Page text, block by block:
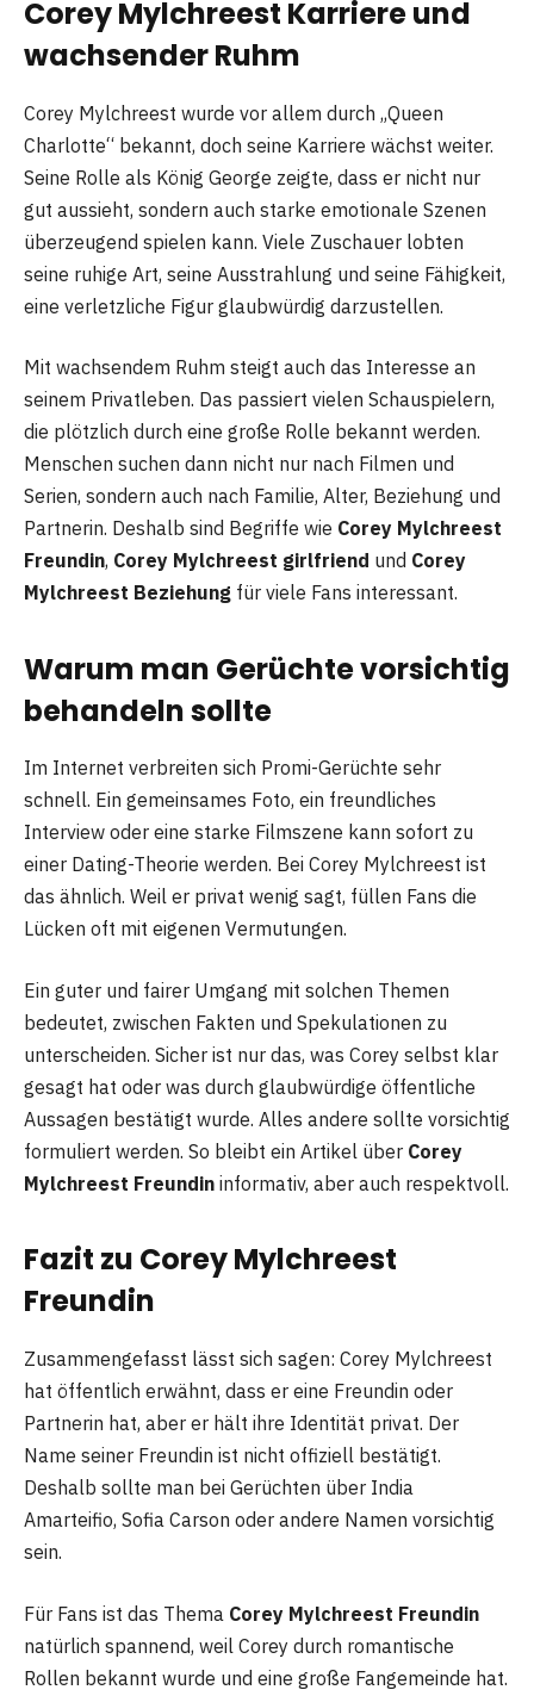
Corey Mylchreest Karriere und
wachsender Ruhm
Corey Mylchreest wurde vor allem durch „Queen
Charlotte“ bekannt, doch seine Karriere wächst weiter.
Seine Rolle als König George zeigte, dass er nicht nur
gut aussieht, sondern auch starke emotionale Szenen
überzeugend spielen kann. Viele Zuschauer lobten
seine ruhige Art, seine Ausstrahlung und seine Fähigkeit,
eine verletzliche Figur glaubwürdig darzustellen.
Mit wachsendem Ruhm steigt auch das Interesse an
seinem Privatleben. Das passiert vielen Schauspielern,
die plötzlich durch eine große Rolle bekannt werden.
Menschen suchen dann nicht nur nach Filmen und
Serien, sondern auch nach Familie, Alter, Beziehung und
Partnerin. Deshalb sind Begriffe wie Corey Mylchreest
Freundin, Corey Mylchreest girlfriend und Corey
Mylchreest Beziehung für viele Fans interessant.
Warum man Gerüchte vorsichtig
behandeln sollte
Im Internet verbreiten sich Promi-Gerüchte sehr
schnell. Ein gemeinsames Foto, ein freundliches
Interview oder eine starke Filmszene kann sofort zu
einer Dating-Theorie werden. Bei Corey Mylchreest ist
das ähnlich. Weil er privat wenig sagt, füllen Fans die
Lücken oft mit eigenen Vermutungen.
Ein guter und fairer Umgang mit solchen Themen
bedeutet, zwischen Fakten und Spekulationen zu
unterscheiden. Sicher ist nur das, was Corey selbst klar
gesagt hat oder was durch glaubwürdige öffentliche
Aussagen bestätigt wurde. Alles andere sollte vorsichtig
formuliert werden. So bleibt ein Artikel über Corey
Mylchreest Freundin informativ, aber auch respektvoll.
Fazit zu Corey Mylchreest
Freundin
Zusammengefasst lässt sich sagen: Corey Mylchreest
hat öffentlich erwähnt, dass er eine Freundin oder
Partnerin hat, aber er hält ihre Identität privat. Der
Name seiner Freundin ist nicht offiziell bestätigt.
Deshalb sollte man bei Gerüchten über India
Amarteifio, Sofia Carson oder andere Namen vorsichtig
sein.
Für Fans ist das Thema Corey Mylchreest Freundin
natürlich spannend, weil Corey durch romantische
Rollen bekannt wurde und eine große Fangemeinde hat.